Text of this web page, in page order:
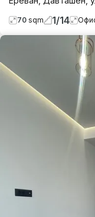
70 sqm 1/14